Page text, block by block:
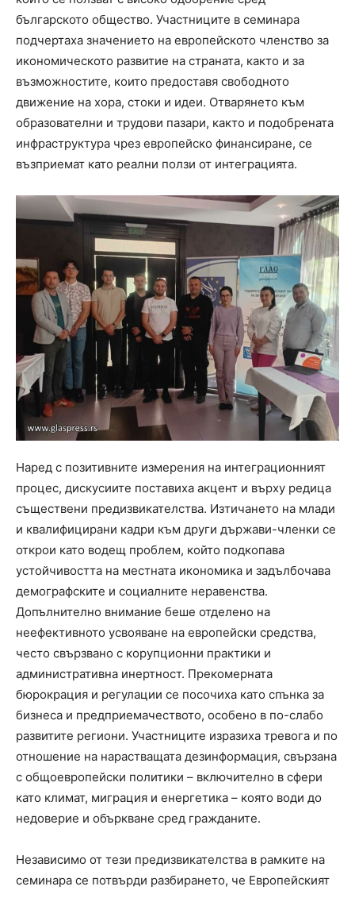
българското общество. Участниците в семинара
подчертаха значението на европейското членство за
икономическото развитие на страната, както и за
възможностите, които предоставя свободното
движение на хора, стоки и идеи. Отварянето към
образователни и трудови пазари, както и подобрената
инфраструктура чрез европейско финансиране, се
възприемат като реални ползи от интеграцията.
Наред с позитивните измерения на интеграционният
процес, дискусиите поставиха акцент и върху редица
съществени предизвикателства. Изтичането на млади
и квалифицирани кадри към други държави-членки се
открои като водещ проблем, който подкопава
устойчивостта на местната икономика и задълбочава
демографските и социалните неравенства.
Допълнително внимание беше отделено на
неефективното усвояване на европейски средства,
често свързвано с корупционни практики и
административна инертност. Прекомерната
бюрокрация и регулации се посочиха като спънка за
бизнеса и предприемачеството, особено в по-слабо
развитите региони. Участниците изразиха тревога и по
отношение на нарастващата дезинформация, свързана
с общоевропейски политики – включително в сфери
като климат, миграция и енергетика – която води до
недоверие и объркване сред гражданите.
Независимо от тези предизвикателства в рамките на
семинара се потвърди разбирането, че Европейският